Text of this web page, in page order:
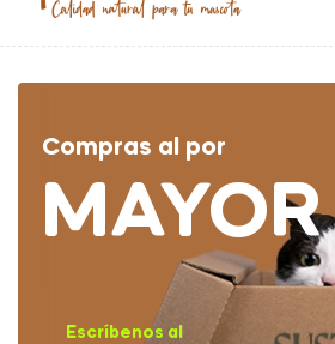
MAYOR
Compras al por
Escríbenos al